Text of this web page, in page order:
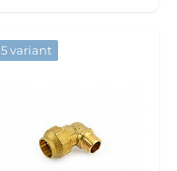
5 variant